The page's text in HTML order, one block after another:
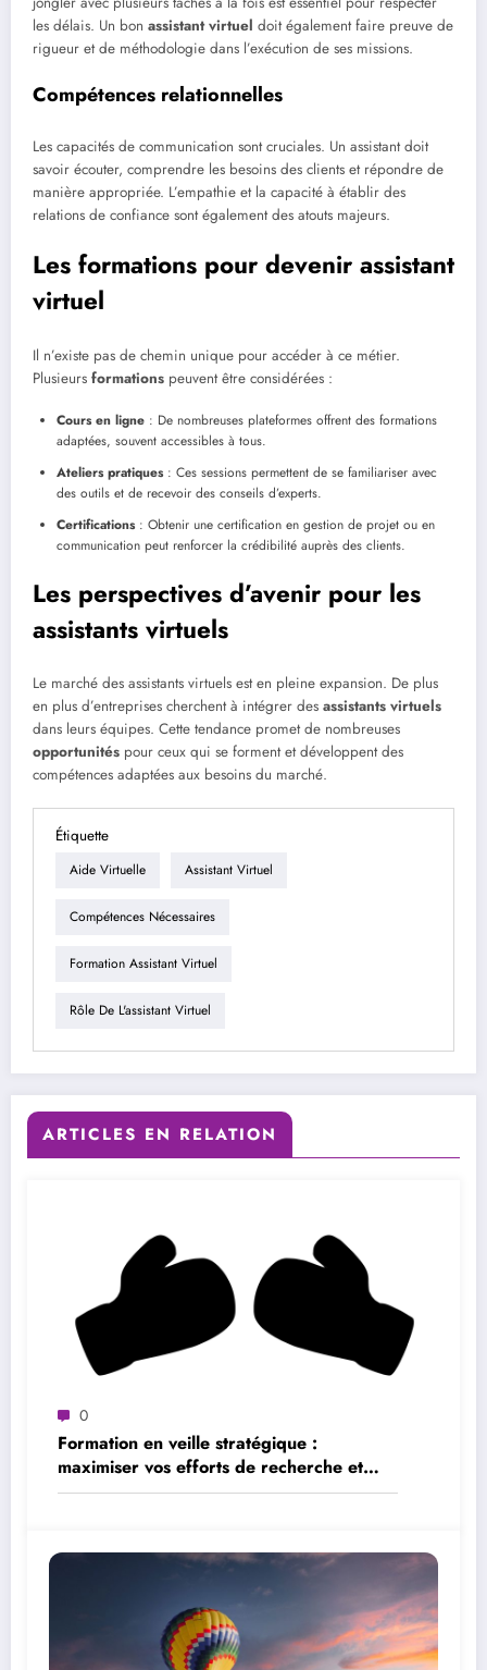
les délais. Un bon assistant virtuel doit également faire preuve de
rigueur et de méthodologie dans l’exécution de ses missions.
Compétences relationnelles
Les capacités de communication sont cruciales. Un assistant doit
savoir écouter, comprendre les besoins des clients et répondre de
manière appropriée. L’empathie et la capacité à établir des
relations de confiance sont également des atouts majeurs.
Les formations pour devenir assistant
virtuel
Il n’existe pas de chemin unique pour accéder à ce métier.
Plusieurs formations peuvent être considérées :
Cours en ligne : De nombreuses plateformes offrent des formations
adaptées, souvent accessibles à tous.
Ateliers pratiques: Ces sessions permettent de se familiariser avec
des outils et de recevoir des conseils d’experts.
Certifications: Obtenir une certification en gestion de projet ou en
communication peut renforcer la crédibilité auprès des clients.
Les perspectives d’avenir pour les
assistants virtuels
Le marché des assistants virtuels est en pleine expansion. De plus
en plus d’entreprises cherchent à intégrer des assistants virtuels
dans leurs équipes. Cette tendance promet de nombreuses
opportunités pour ceux qui se forment et développent des
compétences adaptées aux besoins du marché.
Étiquette
Aide Virtuelle Assistant Virtuel
Compétences Nécessaires
Formation Assistant Virtuel
Rôle De L'assistant Virtuel
ARTICLES EN RELATION
0
Formation en veille stratégique :
maximiser vos efforts de recherche et
d’analyse